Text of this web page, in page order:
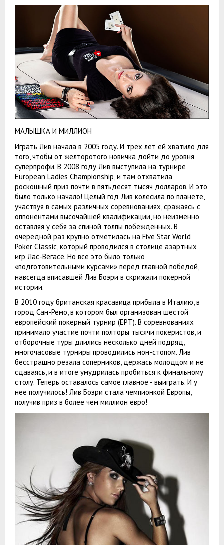
МАЛЫШКА И МИЛЛИОН
Играть Лив начала в 2005 году. И трех лет ей хватило для
того, чтобы от желторотого новичка дойти до уровня
суперпрофи. В 2008 году Лив выступила на турнире
European Ladies Championship, и там отхватила
роскошный приз почти в пятьдесят тысяч долларов. И это
было только начало! Целый год Лив колесила по планете,
участвуя в самых различных соревнованиях, сражаясь с
оппонентами высочайшей квалификации, но неизменно
оставляя у себя за спиной толпы побежденных. В
очередной раз крупно отметилась на Five Star World
Poker Classic, который проводился в столице азартных
игр Лас-Вегасе. Но все это было только
«подготовительными курсами» перед главной победой,
навсегда вписавшей Лив Боэри в скрижали покерной
истории.
В 2010 году британская красавица прибыла в Италию, в
город Сан-Ремо, в котором был организован шестой
европейский покерный турнир (EPT). В соревнованиях
принимало участие почти полторы тысячи покеристов, и
отборочные туры длились несколько дней подряд,
многочасовые турниры проводились нон-стопом. Лив
бесстрашно резала соперников, держась молодцом и не
сдаваясь, и в итоге умудрилась пробиться к финальному
столу. Теперь оставалось самое главное - выиграть. И у
нее получилось! Лив Боэри стала чемпионкой Европы,
получив приз в более чем миллион евро!